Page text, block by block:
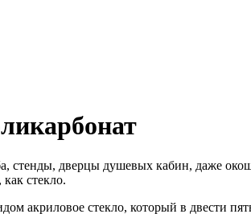
стенды, дверцы душевых кабин, даже
стекло.
акриловое стекло, который в двести